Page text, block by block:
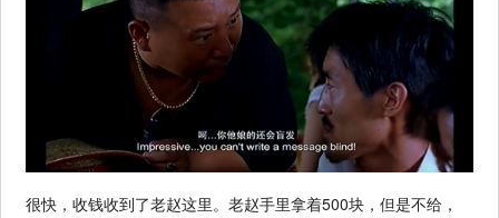
很快，收钱收到了老赵这里。老赵手里拿着500块，但是不给，